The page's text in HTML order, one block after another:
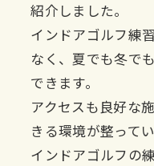
紹介しました。
インドアゴルフ練
なく、夏でも冬で
できます。
アクセスも良好な
きる環境が整ってい
インドアゴルフの